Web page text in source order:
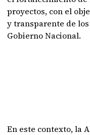
proyectos, con el
y transparente de
Gobierno Nacional.
En este contexto, la